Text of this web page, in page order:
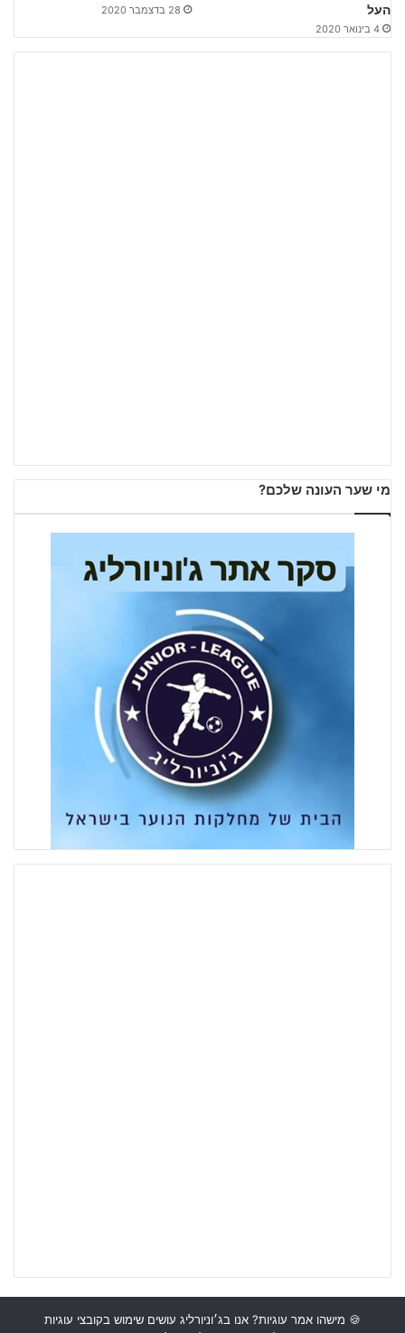
העל
4 בינואר 2020
28 בדצמבר 2020
מי שער העונה שלכם?
🍪 מישהו אמר עוגיות? אנו בג׳וניורליג עושים שימוש בקובצי עוגיות